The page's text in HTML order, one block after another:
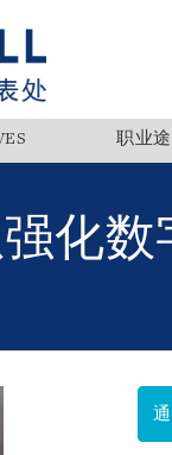
职业途
化数